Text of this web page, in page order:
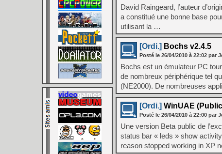
David Raingeard, l’auteur
a constitué une bonne base
utilisant la …
[Ordi.] Bochs v2.4.5
Posté le 26/04/2010 à 22:02 par
Bochs est un émulateur PC
de nombreux périphérique tel
(NE2000). De nombreuses
[Ordi.] WinUAE
Posté le 26/04/2010 à 22:00 par
Une version Beta public de
status bar « leds » show
reason stopped working in XP